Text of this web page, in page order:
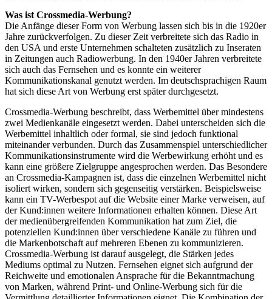
Was ist Crossmedia-Werbung?
Die Anfänge dieser Form von Werbung lassen sich bis in die 1920er
Jahre zurückverfolgen. Zu dieser Zeit verbreitete sich das Radio in
den USA und erste Unternehmen schalteten zusätzlich zu Inseraten
in Zeitungen auch Radiowerbung. In den 1940er Jahren verbreitete
sich auch das Fernsehen und es konnte ein weiterer
Kommunikationskanal genutzt werden. Im deutschsprachigen Raum
hat sich diese Art von Werbung erst später durchgesetzt.
Crossmedia-Werbung beschreibt, dass Werbemittel über mindestens
zwei Medienkanäle eingesetzt werden. Dabei unterscheiden sich die
Werbemittel inhaltlich oder formal, sie sind jedoch funktional
miteinander verbunden. Durch das Zusammenspiel unterschiedlicher
Kommunikationsinstrumente wird die Werbewirkung erhöht und es
kann eine größere Zielgruppe angesprochen werden. Das Besondere
an Crossmedia-Kampagnen ist, dass die einzelnen Werbemittel nicht
isoliert wirken, sondern sich gegenseitig verstärken. Beispielsweise
kann ein TV-Werbespot auf die Website einer Marke verweisen, auf
der Kund:innen weitere Informationen erhalten können. Diese Art
der medienübergreifenden Kommunikation hat zum Ziel, die
potenziellen Kund:innen über verschiedene Kanäle zu führen und
die Markenbotschaft auf mehreren Ebenen zu kommunizieren.
Crossmedia-Werbung ist darauf ausgelegt, die Stärken jedes
Mediums optimal zu Nutzen. Fernsehen eignet sich aufgrund der
Reichweite und emotionalen Ansprache für die Bekanntmachung
von Marken, während Print- und Online-Werbung sich für die